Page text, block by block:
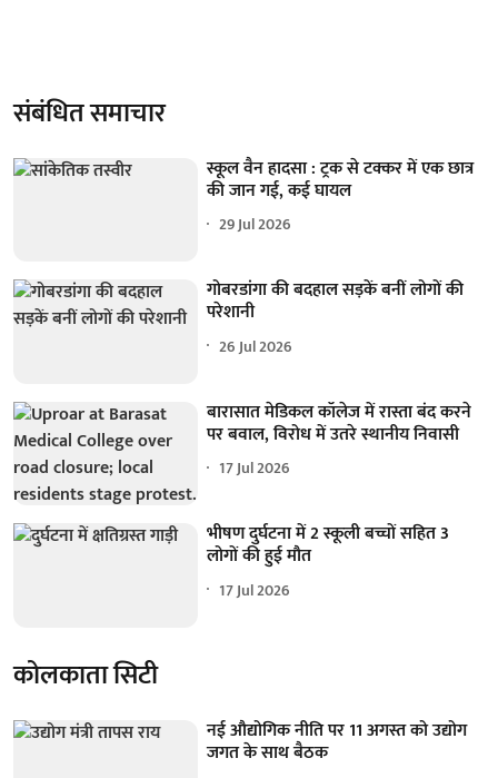
संबंधित समाचार
स्कूल वैन हादसा : ट्रक से टक्कर में एक छात्र
की जान गई, कई घायल
29 Jul 2026
गोबरडांगा की बदहाल सड़कें बनीं लोगों की
परेशानी
26 Jul 2026
बारासात मेडिकल कॉलेज में रास्ता बंद करने
पर बवाल, विरोध में उतरे स्थानीय निवासी
17 Jul 2026
भीषण दुर्घटना में 2 स्कूली बच्चों सहित 3
लोगों की हुई मौत
17 Jul 2026
कोलकाता सिटी
नई औद्योगिक नीति पर 11 अगस्त को उद्योग
जगत के साथ बैठक